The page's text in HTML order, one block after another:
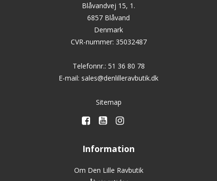
Blåvandvej 15, 1.
6857 Blåvand
Denmark
CVR-nummer: 35032487
Telefonnr.: 51 36 80 78
E-mail: sales@denlilleravbutik.dk
Sitemap
Information
Om Den Lille Ravbutik